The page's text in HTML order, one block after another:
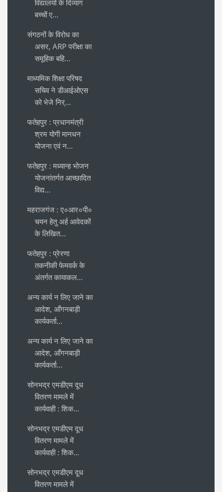
विद्यालयों के दिव्यांग
बच्चों ए...
संगठनों के विरोध का
असर, ARP परीक्षा का
समूहिक बहि...
माध्यमिक शिक्षा परिषद
सचिव ने डीआईओएस
को भेजे निर्...
फतेहपुर : प्रधानमंत्री
श्रम योगी मानधन
योजना एवं न...
फतेहपुर : मध्यान्ह भोजन
योजनांतर्गत आच्छादित
विद्य...
महराजगंज : ए०आर०पी०
चयन हेतु अर्ह आवेदकों
के लिखित...
फतेहपुर : प्रेरणा
तकनीकी फेमवर्क के
अंतर्गत कायाकल...
अन्य कार्य न लिए जाने का
आदेश, आँगनबाड़ी
कार्यकर्ता...
अन्य कार्य न लिए जाने का
आदेश, आँगनबाड़ी
कार्यकर्ता...
सोनभद्र एमडीएम दूध
वितरण मामले में
कार्यवाही : शिक...
सोनभद्र एमडीएम दूध
वितरण मामले में
कार्यवाही : शिक...
सोनभद्र एमडीएम दूध
वितरण मामले में